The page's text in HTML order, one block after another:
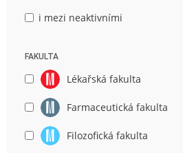
i mezi neaktivními
FAKULTA
Lékařská fakulta
Farmaceutická fakulta
Filozofická fakulta